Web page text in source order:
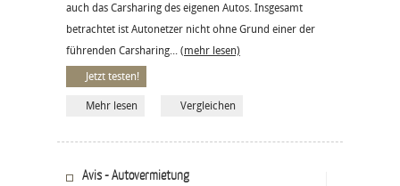
auch das Carsharing des eigenen Autos. Insgesamt
betrachtet ist Autonetzer nicht ohne Grund einer der
führenden Carsharing... (mehr lesen)
Jetzt testen!
Mehr lesen Vergleichen
Avis - Autovermietung